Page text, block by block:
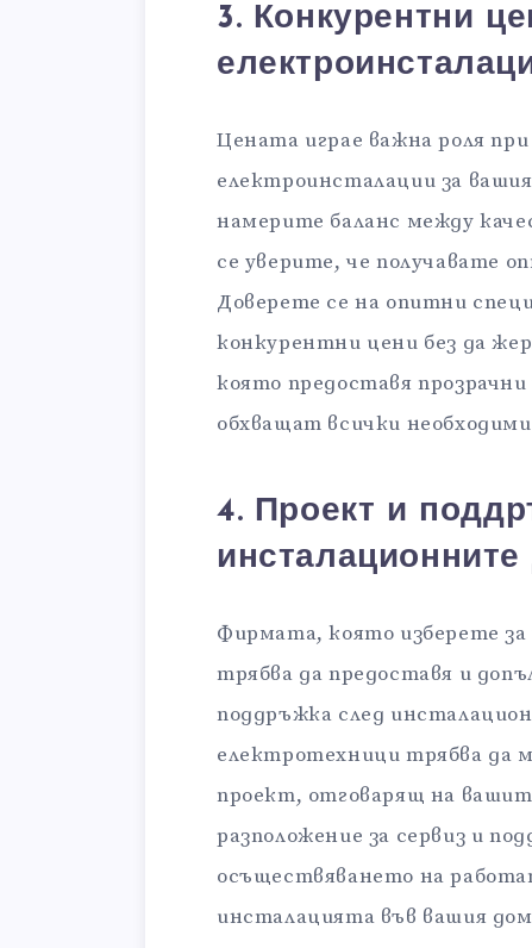
3. Конкурентни
Цената играе важна роля
електроинсталации за
намерите баланс между
се уверите, че получавате
Доверете се на опитни
конкурентни цени без да
която предоставя
обхващат всички
4. Проект и
инсталационните
Фирмата, която изберете
трябва да предоставя и
поддръжка след
електротехници трябва да
проект, отговарящ на
разположение за сервиз и
осъществяването на
инсталацията във вашия